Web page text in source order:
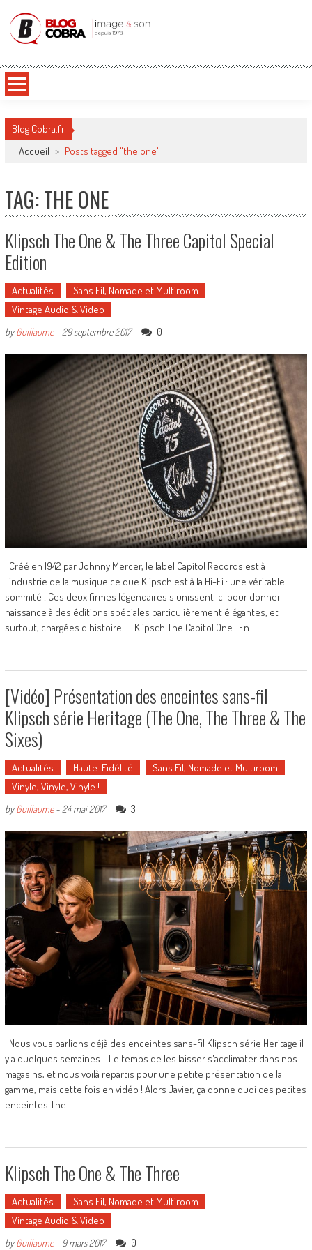
Blog Cobra
Blog Cobra.fr
Accueil > Posts tagged "the one"
TAG: THE ONE
Klipsch The One & The Three Capitol Special
Edition
Actualités
Sans Fil, Nomade et Multiroom
Vintage Audio & Video
byGuillaume- 29 septembre 2017 0
Créé en 1942 par Johnny Mercer, le label Capitol Records est à
l'industrie de la musique ce que Klipsch est à la Hi-Fi : une véritable
sommité ! Ces deux firmes légendaires s'unissent ici pour donner
naissance à des éditions spéciales particulièrement élégantes, et
surtout, chargées d'histoire... Klipsch The Capitol One En
[Vidéo] Présentation des enceintes sans-fil
Klipsch série Heritage (The One, The Three & The
Sixes)
Actualités Haute-Fidélité
Sans Fil, Nomade et Multiroom
Vinyle, Vinyle, Vinyle !
byGuillaume- 24 mai 2017 3
Nous vous parlions déjà des enceintes sans-fil Klipsch série Heritage il
y a quelques semaines... Le temps de les laisser s'acclimater dans nos
magasins, et nous voilà repartis pour une petite présentation de la
gamme, mais cette fois en vidéo ! Alors Javier, ça donne quoi ces petites
enceintes The
Klipsch The One & The Three
Actualités
Sans Fil, Nomade et Multiroom
Vintage Audio & Video
byGuillaume- 9 mars 2017 0